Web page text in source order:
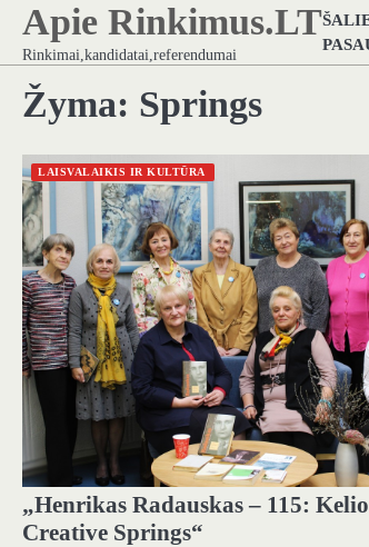
Skip
content
Apie Rinkimus.LT
Rinkimai,kandidatai,referendumai
Žyma: Springs
LAISVALAIKIS IR KULTŪRA
„Henrikas Radauskas – 115:
Creative Springs“